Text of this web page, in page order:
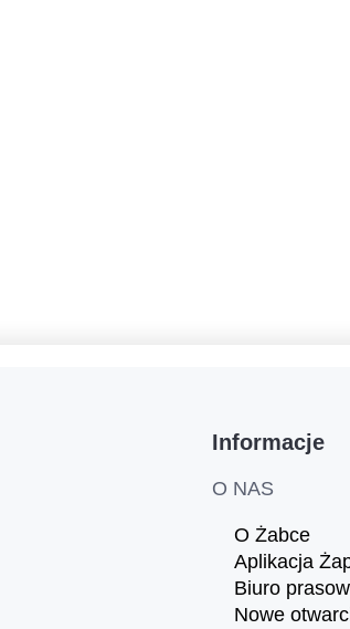
Informacje
O NAS
O Żabce
Aplikacja
Biuro
Nowe